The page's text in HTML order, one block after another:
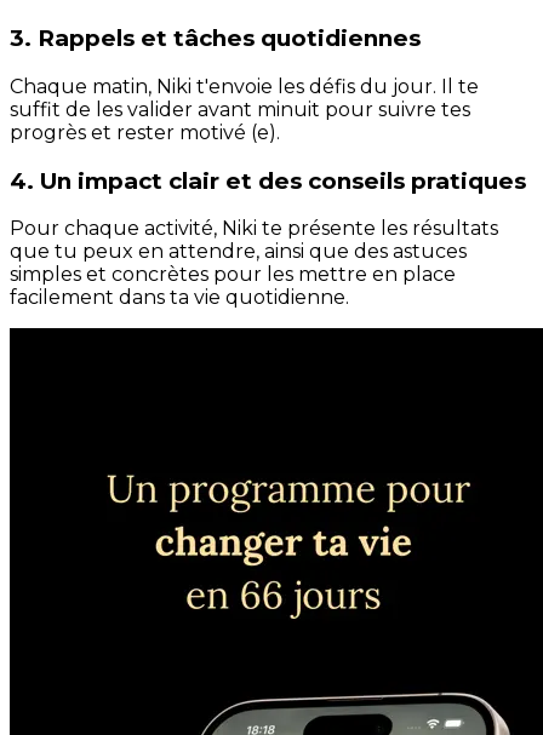
3. Rappels et tâches quotidiennes
Chaque matin, Niki t'envoie les défis du jour. Il te
suffit de les valider avant minuit pour suivre tes
progrès et rester motivé (e).
4. Un impact clair et des conseils pratiques
Pour chaque activité, Niki te présente les résultats
que tu peux en attendre, ainsi que des astuces
simples et concrètes pour les mettre en place
facilement dans ta vie quotidienne.